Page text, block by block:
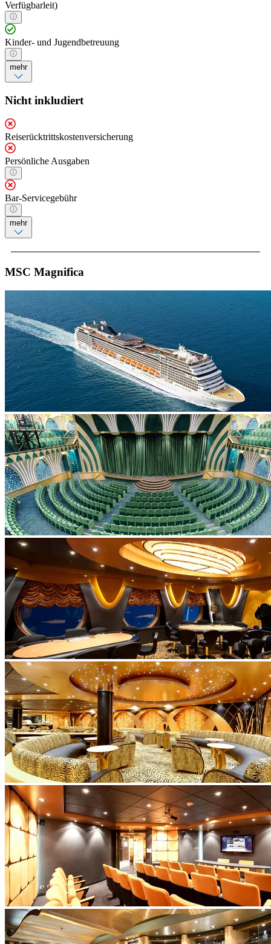
Verfügbarleit)
Kinder- und Jugendbetreuung
mehr
Nicht inkludiert
Reiserücktrittskostenversicherung
Persönliche Ausgaben
Bar-Servicegebühr
mehr
MSC Magnifica